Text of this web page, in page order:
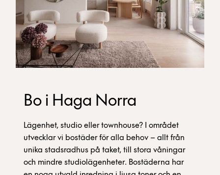
Bo i Haga Norra
Lägenhet, studio eller townhouse? I området
utvecklar vi bostäder för alla behov – allt från
unika stadsradhus på taket, till stora våningar
och mindre studiolägenheter. Bostäderna har